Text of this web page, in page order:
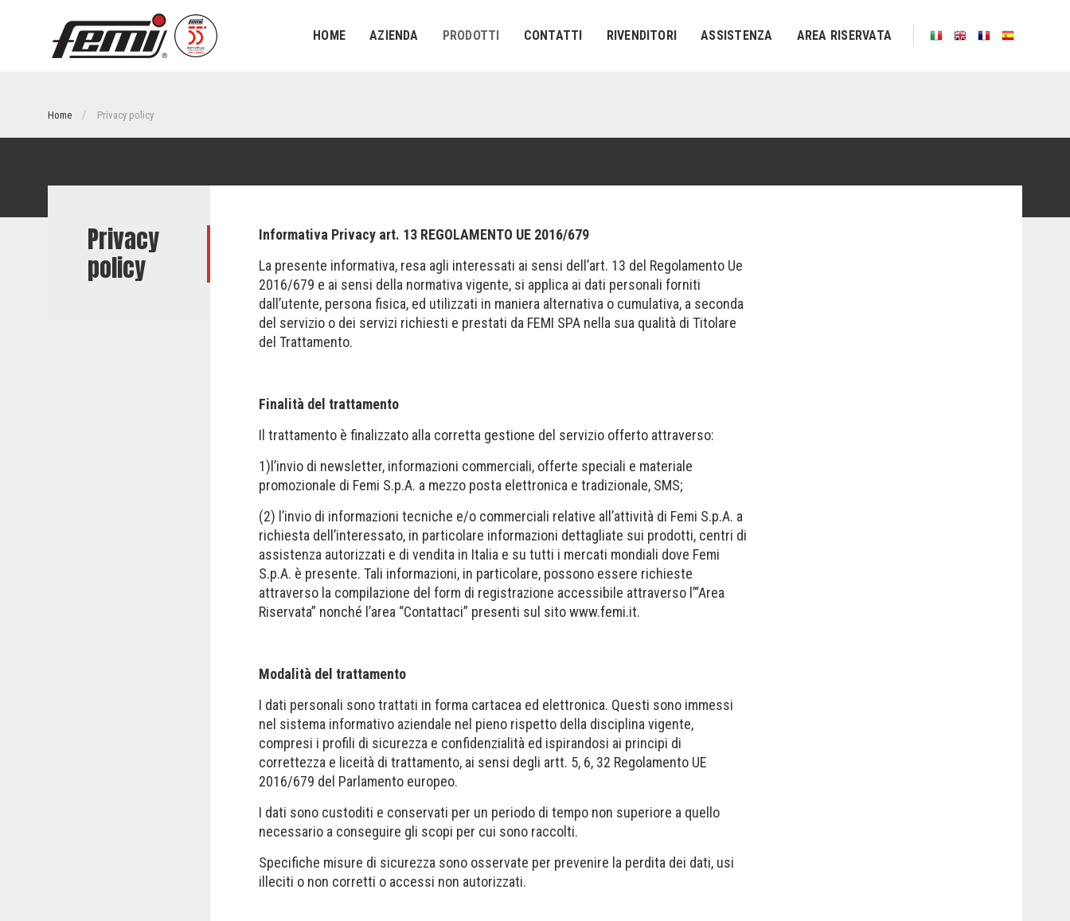
HOME AZIENDA PRODOTTI CONTATTI RIVENDITORI ASSISTENZA AREA RISERVATA
Home Privacy policy
Privacy
policy
Informativa Privacy art. 13 REGOLAMENTO UE 2016/679
La presente informativa, resa agli interessati ai sensi dell’art. 13 del Regolamento Ue
2016/679 e ai sensi della normativa vigente, si applica ai dati personali forniti
dall’utente, persona fisica, ed utilizzati in maniera alternativa o cumulativa, a seconda
del servizio o dei servizi richiesti e prestati da FEMI SPA nella sua qualità di Titolare
del Trattamento.
Finalità del trattamento
Il trattamento è finalizzato alla corretta gestione del servizio offerto attraverso:
1)l’invio di newsletter, informazioni commerciali, offerte speciali e materiale
promozionale di Femi S.p.A. a mezzo posta elettronica e tradizionale, SMS;
(2) l’invio di informazioni tecniche e/o commerciali relative all’attività di Femi S.p.A. a
richiesta dell’interessato, in particolare informazioni dettagliate sui prodotti, centri di
assistenza autorizzati e di vendita in Italia e su tutti i mercati mondiali dove Femi
S.p.A. è presente. Tali informazioni, in particolare, possono essere richieste
attraverso la compilazione del form di registrazione accessibile attraverso l’“Area
Riservata” nonché l’area “Contattaci” presenti sul sito www.femi.it.
Modalità del trattamento
I dati personali sono trattati in forma cartacea ed elettronica. Questi sono immessi
nel sistema informativo aziendale nel pieno rispetto della disciplina vigente,
compresi i profili di sicurezza e confidenzialità ed ispirandosi ai principi di
correttezza e liceità di trattamento, ai sensi degli artt. 5, 6, 32 Regolamento UE
2016/679 del Parlamento europeo.
I dati sono custoditi e conservati per un periodo di tempo non superiore a quello
necessario a conseguire gli scopi per cui sono raccolti.
Specifiche misure di sicurezza sono osservate per prevenire la perdita dei dati, usi
illeciti o non corretti o accessi non autorizzati.